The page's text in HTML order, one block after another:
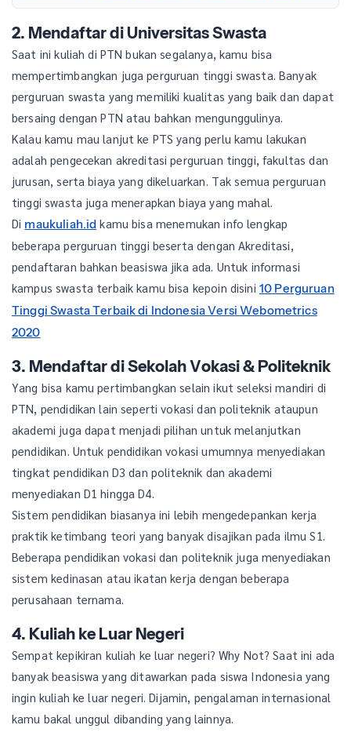
2. Mendaftar di Universitas Swasta
Saat ini kuliah di PTN bukan segalanya, kamu bisa
mempertimbangkan juga perguruan tinggi swasta. Banyak
perguruan swasta yang memiliki kualitas yang baik dan dapat
bersaing dengan PTN atau bahkan mengunggulinya.
Kalau kamu mau lanjut ke PTS yang perlu kamu lakukan
adalah pengecekan akreditasi perguruan tinggi, fakultas dan
jurusan, serta biaya yang dikeluarkan. Tak semua perguruan
tinggi swasta juga menerapkan biaya yang mahal.
Di maukuliah.id kamu bisa menemukan info lengkap
beberapa perguruan tinggi beserta dengan Akreditasi,
pendaftaran bahkan beasiswa jika ada. Untuk informasi
kampus swasta terbaik kamu bisa kepoin disini 10 Perguruan
Tinggi Swasta Terbaik di Indonesia Versi Webometrics
2020
3. Mendaftar di Sekolah Vokasi & Politeknik
Yang bisa kamu pertimbangkan selain ikut seleksi mandiri di
PTN, pendidikan lain seperti vokasi dan politeknik ataupun
akademi juga dapat menjadi pilihan untuk melanjutkan
pendidikan. Untuk pendidikan vokasi umumnya menyediakan
tingkat pendidikan D3 dan politeknik dan akademi
menyediakan D1 hingga D4.
Sistem pendidikan biasanya ini lebih mengedepankan kerja
praktik ketimbang teori yang banyak disajikan pada ilmu S1.
Beberapa pendidikan vokasi dan politeknik juga menyediakan
sistem kedinasan atau ikatan kerja dengan beberapa
perusahaan ternama.
4. Kuliah ke Luar Negeri
Sempat kepikiran kuliah ke luar negeri? Why Not? Saat ini ada
banyak beasiswa yang ditawarkan pada siswa Indonesia yang
ingin kuliah ke luar negeri. Dijamin, pengalaman internasional
kamu bakal unggul dibanding yang lainnya.